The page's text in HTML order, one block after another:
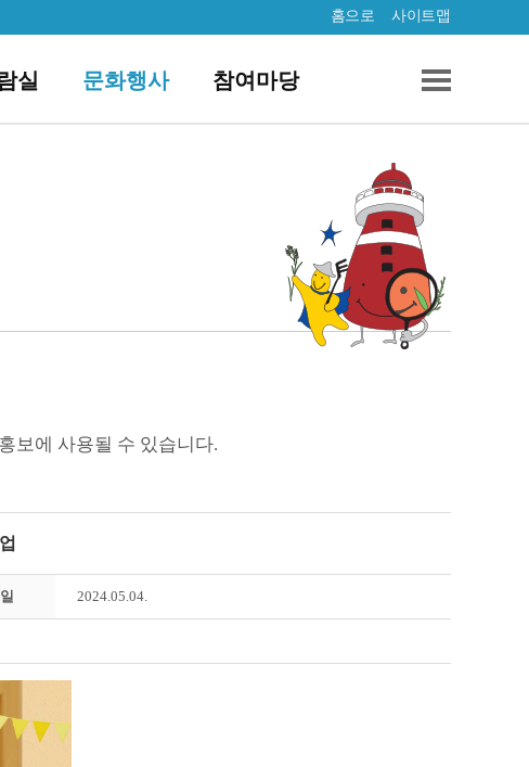
홈으로 사이트맵
실 문화행사 참여마당
보에 사용될 수 있습니다.
2024.05.04.